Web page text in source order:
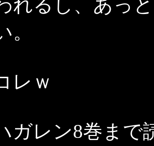
れるし、あっ
。
レｗ
ガレン8巻まで